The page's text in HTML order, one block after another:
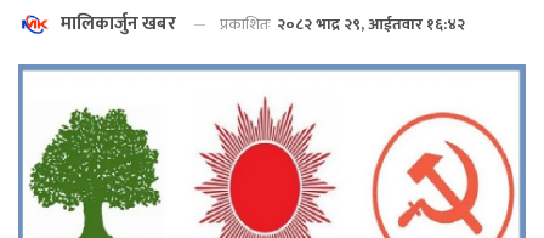
मालिकार्जुन खबर प्रकाशितः २०८२ भाद्र २९, आईतवार १६:४२